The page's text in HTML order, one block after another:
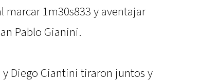
marcar 1m30s833 y aventajar
Pablo Gianini.
y Diego Ciantini tiraron juntos y